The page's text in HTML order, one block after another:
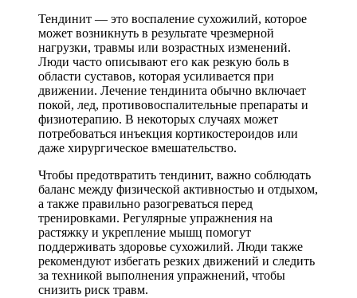
Тендинит — это воспаление сухожилий, которое
может возникнуть в результате чрезмерной
нагрузки, травмы или возрастных изменений.
Люди часто описывают его как резкую боль в
области суставов, которая усиливается при
движении. Лечение тендинита обычно включает
покой, лед, противовоспалительные препараты и
физиотерапию. В некоторых случаях может
потребоваться инъекция кортикостероидов или
даже хирургическое вмешательство.
Чтобы предотвратить тендинит, важно соблюдать
баланс между физической активностью и отдыхом,
а также правильно разогреваться перед
тренировками. Регулярные упражнения на
растяжку и укрепление мышц помогут
поддерживать здоровье сухожилий. Люди также
рекомендуют избегать резких движений и следить
за техникой выполнения упражнений, чтобы
снизить риск травм.